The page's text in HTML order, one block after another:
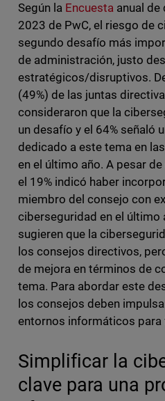
Según la Encuestaanual de
2023 de PwC, el riesgo de
segundo desafío más
de administración, justo
estratégicos/disruptivos.
(49%) de las juntas
consideraron que la
un desafío y el 64% señaló
dedicado a este tema en
en el último año. A pesar
el 19% indicó haber
miembro del consejo con
ciberseguridad en el último
sugieren que la
los consejos directivos,
de mejora en términos de
tema. Para abordar este
los consejos deben
entornos informáticos
Simplificar la
clave para una